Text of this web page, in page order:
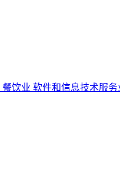
餐饮业 软件和信息技术服